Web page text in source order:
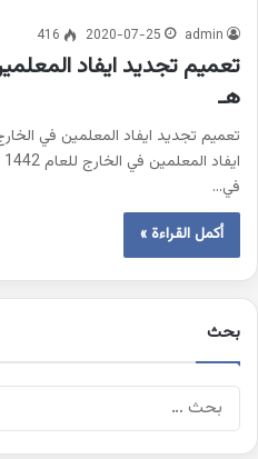
admin
2020-07-25
416
هـ
في…
أكمل القراءة »
بحث